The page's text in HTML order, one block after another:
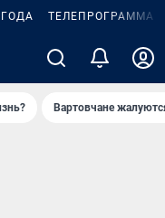
ТЕЛЕПРОГРАММА
Вартовчане